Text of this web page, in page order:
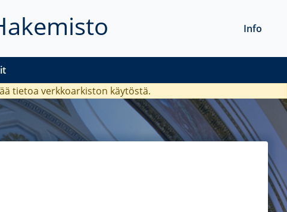
Info
tietoa verkkoarkiston käytöstä.